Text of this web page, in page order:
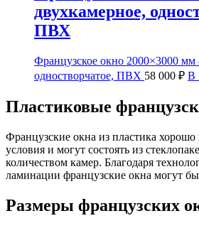
двухкамерное,
ПВХ
Французское окно 2000×3000
одностворчатое, ПВХ 58 000 ₽ В
Пластиковые
Французские окна из пластика хорошо
условия и могут состоять из
количеством камер. Благодаря
ламинации французские окна могут
Размеры французских